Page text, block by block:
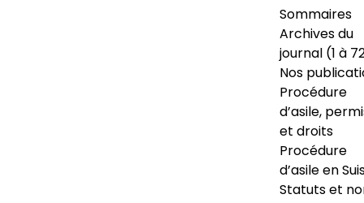
Sommaires
Archives du
journal (1 à
Nos
Procédure
d’asile,
et droits
Procédure
d’asile en
Statuts et